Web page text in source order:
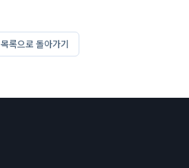
목록으로 돌아가기